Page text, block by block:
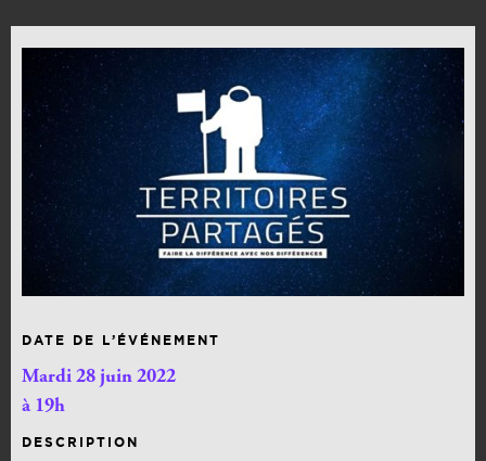
DATE DE L’ÉVÉNEMENT
Mardi 28 juin 2022
à 19h
DESCRIPTION